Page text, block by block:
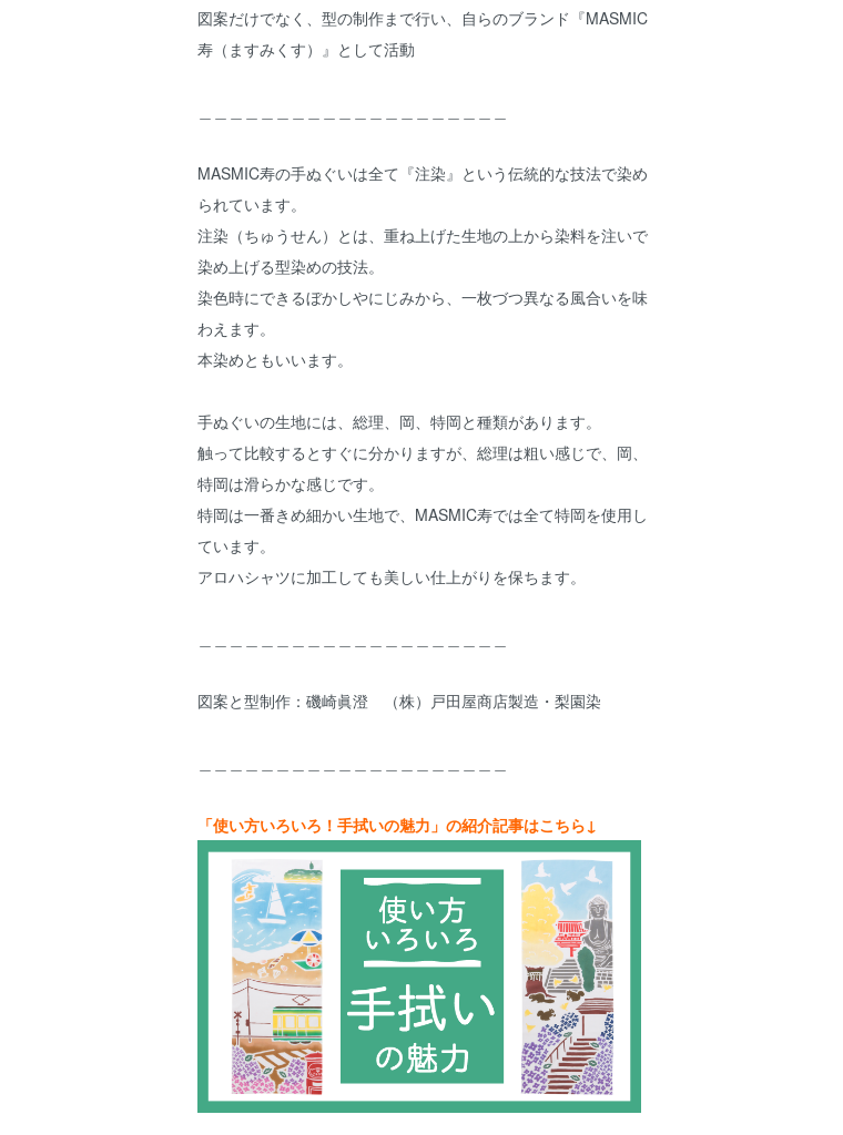
図案だけでなく、型の制作まで行い、自らのブランド『MASMIC
寿（ますみくす）』として活動
MASMIC寿の手ぬぐいは全て『注染』という伝統的な技法で染め
られています。
注染（ちゅうせん）とは、重ね上げた生地の上から染料を注いで
染め上げる型染めの技法。
染色時にできるぼかしやにじみから、一枚づつ異なる風合いを味
わえます。
本染めともいいます。
手ぬぐいの生地には、総理、岡、特岡と種類があります。
触って比較するとすぐに分かりますが、総理は粗い感じで、岡、
特岡は滑らかな感じです。
特岡は一番きめ細かい生地で、MASMIC寿では全て特岡を使用し
ています。
アロハシャツに加工しても美しい仕上がりを保ちます。
図案と型制作：磯崎眞澄 （株）戸田屋商店製造・梨園染
「使い方いろいろ！手拭いの魅力」の紹介記事はこちら↓